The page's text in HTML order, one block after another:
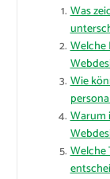
Was
Wie
Warum